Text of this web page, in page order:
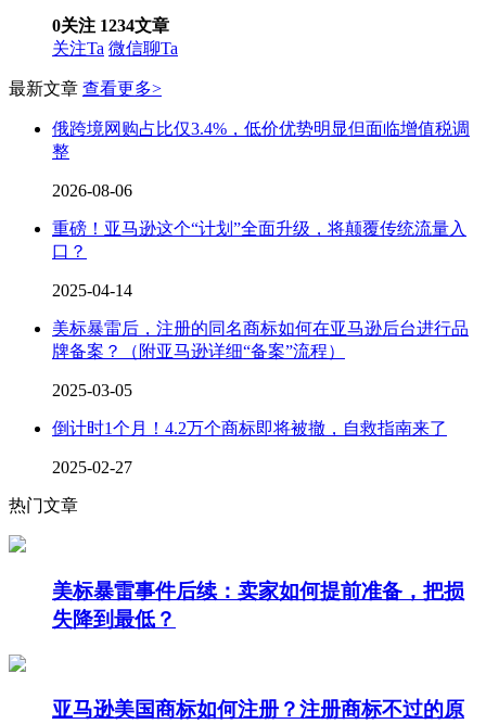
0关注 1234文章
关注Ta 微信聊Ta
最新文章 查看更多>
俄跨境网购占比仅3.4%，低价优势明显但面临增值税调
整
2026-08-06
重磅！亚马逊这个“计划”全面升级，将颠覆传统流量入
口？
2025-04-14
美标暴雷后，注册的同名商标如何在亚马逊后台进行品
牌备案？（附亚马逊详细“备案”流程）
2025-03-05
倒计时1个月！4.2万个商标即将被撤，自救指南来了
2025-02-27
热门文章
美标暴雷事件后续：卖家如何提前准备，把损
失降到最低？
亚马逊美国商标如何注册？注册商标不过的原